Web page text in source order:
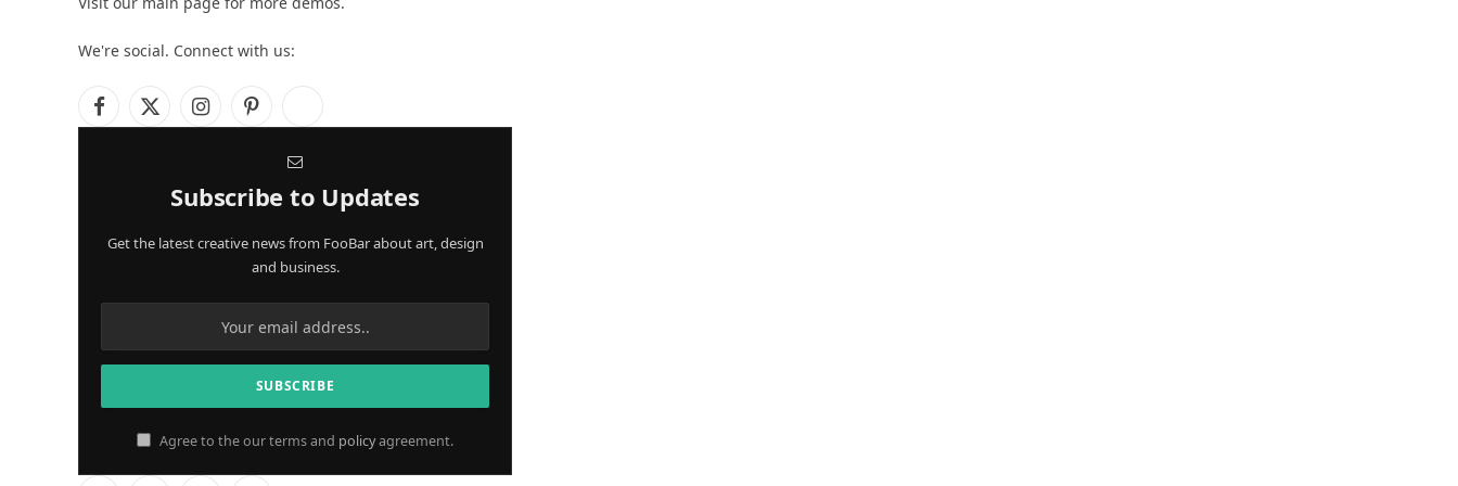
We're social. Connect with us:
Facebook
X
InstagramPinterest
Subscribe to Updates
Get the latest creative news from FooBar about art, design
and business.
Agree to the our terms and policyagreement.